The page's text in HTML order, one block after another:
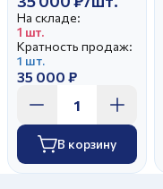
На складе:
1 шт.
Кратность продаж:
1 шт.
35 000 ₽
В корзину